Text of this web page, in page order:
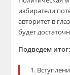
избиратели
авторитет в
будет
Подведем итог:
1.